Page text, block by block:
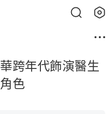
跨年代飾演醫生
色